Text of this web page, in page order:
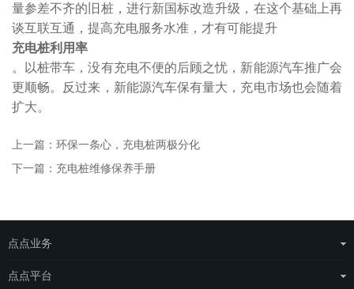
量参差不齐的旧桩，进行新国标改造升级，在这个基础上再
谈互联互通，提高充电服务水准，才有可能提升
充电桩利用率
。以桩带车，没有充电不便的后顾之忧，新能源汽车推广会
更顺畅。反过来，新能源汽车保有量大，充电市场也会随着
扩大。
上一篇：环保一条心，充电桩两极分化
下一篇：充电桩维修保养手册
点点业务
运营商整体解决方案
点点平台